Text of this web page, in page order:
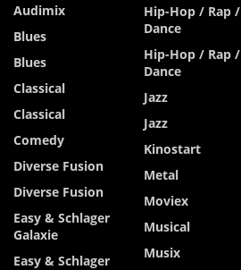
Audimix
Blues
Blues
Classical
Classical
Comedy
Diverse Fusion
Diverse Fusion
Easy & Schlager
Galaxie
Easy & Schlager
Hip-Hop / Rap /
Dance
Hip-Hop / Rap /
Dance
Jazz
Jazz
Kinostart
Metal
Moviex
Musical
Musix